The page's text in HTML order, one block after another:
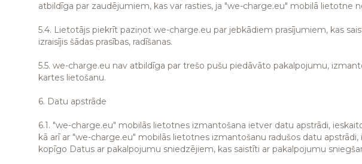
atbildīga par zaudējumiem, kas var rasties, ja "we-charge.eu" mobilā lietotne
5.4. Lietotājs piekrīt paziņot we-charge.eu par jebkādiem prasījumiem, kas
izraisījis šādas prasības, radīšanas.
5.5. we-charge.eu nav atbildīga par trešo pušu piedāvāto pakalpojumu,
kartes lietošanu.
6. Datu apstrāde
6.1. "we-charge.eu" mobilās lietotnes izmantošana ietver datu apstrādi,
kā arī ar "we-charge.eu" mobilās lietotnes izmantošanu radušos datu
kopīgo Datus ar pakalpojumu sniedzējiem, kas saistīti ar pakalpojumu